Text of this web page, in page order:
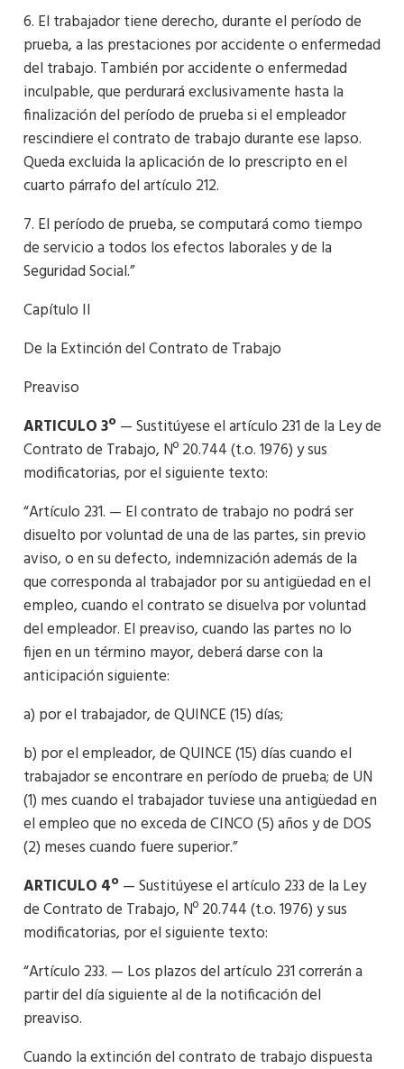
6. El trabajador tiene derecho, durante el período de
prueba, a las prestaciones por accidente o enfermedad
del trabajo. También por accidente o enfermedad
inculpable, que perdurará exclusivamente hasta la
finalización del período de prueba si el empleador
rescindiere el contrato de trabajo durante ese lapso.
Queda excluida la aplicación de lo prescripto en el
cuarto párrafo del artículo 212.
7. El período de prueba, se computará como tiempo
de servicio a todos los efectos laborales y de la
Seguridad Social.”
Capítulo II
De la Extinción del Contrato de Trabajo
Preaviso
ARTICULO 3º— Sustitúyese el artículo 231 de la Ley de
Contrato de Trabajo, Nº 20.744 (t.o. 1976) y sus
modificatorias, por el siguiente texto:
“Artículo 231. — El contrato de trabajo no podrá ser
disuelto por voluntad de una de las partes, sin previo
aviso, o en su defecto, indemnización además de la
que corresponda al trabajador por su antigüedad en el
empleo, cuando el contrato se disuelva por voluntad
del empleador. El preaviso, cuando las partes no lo
fijen en un término mayor, deberá darse con la
anticipación siguiente:
a) por el trabajador, de QUINCE (15) días;
b) por el empleador, de QUINCE (15) días cuando el
trabajador se encontrare en período de prueba; de UN
(1) mes cuando el trabajador tuviese una antigüedad en
el empleo que no exceda de CINCO (5) años y de DOS
(2) meses cuando fuere superior.”
ARTICULO 4º— Sustitúyese el artículo 233 de la Ley
de Contrato de Trabajo, Nº 20.744 (t.o. 1976) y sus
modificatorias, por el siguiente texto:
“Artículo 233. — Los plazos del artículo 231 correrán a
partir del día siguiente al de la notificación del
preaviso.
Cuando la extinción del contrato de trabajo dispuesta